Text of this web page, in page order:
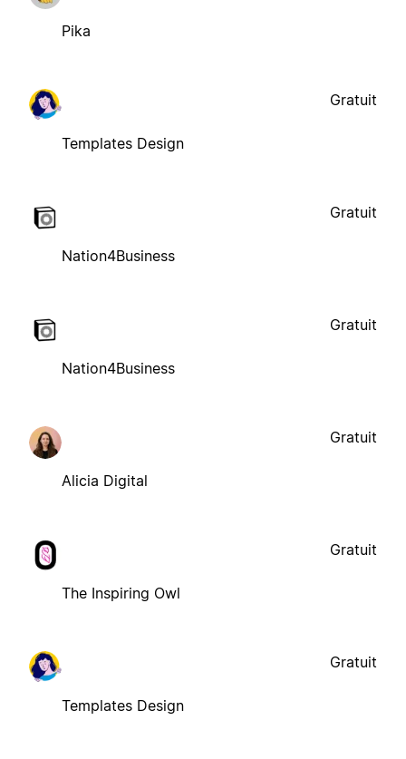
Pika
Templates Design
Gratuit
Nation4Business
Gratuit
Nation4Business
Gratuit
Alicia Digital
Gratuit
The Inspiring Owl
Gratuit
Templates Design
Gratuit